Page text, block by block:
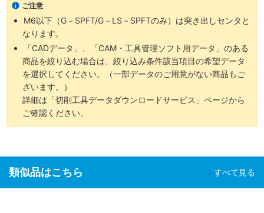
ご注意
M6以下（G－SPFT/G－LS－SPFTのみ）は突き出しセンタと
なります。
「CADデータ」、「CAM・工具管理ソフト用データ」のある
商品を絞り込む場合は、絞り込み条件該当項目の希望データ
を選択してください。（一部データのご用意がない商品もご
ざいます。）
詳細は「切削工具データダウンロードサービス」ページから
ご確認ください。
類似品はこちら すべて見る